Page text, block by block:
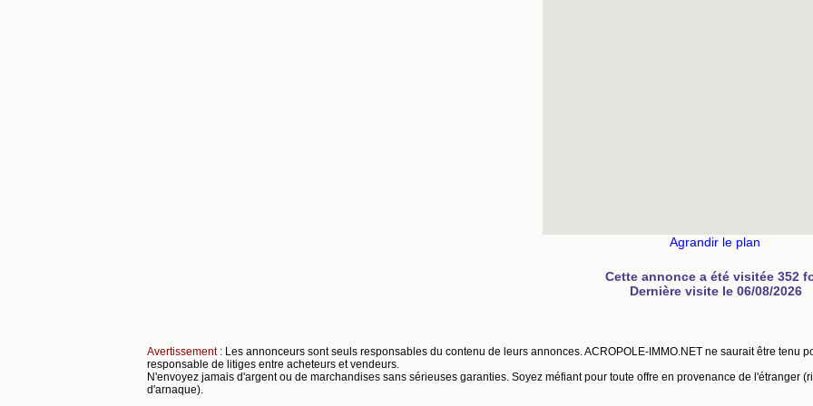
Agrandir le plan
Cette annonce a été visitée 352
Dernière visite le 06/08/2026
Avertissement : Les annonceurs sont seuls responsables du contenu de leurs annonces. ACROPOLE-IMMO.NET ne saurait être tenu
responsable de litiges entre acheteurs et vendeurs.
N'envoyez jamais d'argent ou de marchandises sans sérieuses garanties. Soyez méfiant pour toute offre en provenance de l'étranger
d'arnaque).